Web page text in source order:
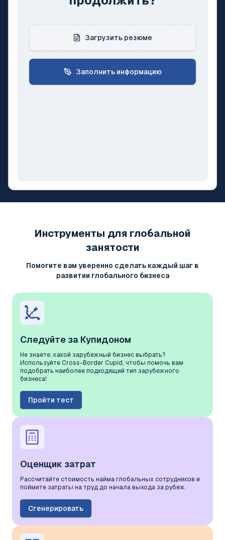
Загрузить резюме
Заполнить информацию
Инструменты для глобальной
занятости
Помогите вам уверенно сделать каждый шаг в
развитии глобального бизнеса
Следуйте за Купидоном
Не знаете, какой зарубежный бизнес выбрать?
Используйте Cross-Border Cupid, чтобы помочь вам
подобрать наиболее подходящий тип зарубежного
бизнеса!
Пройти тест
Оценщик затрат
Рассчитайте стоимость найма глобальных сотрудников и
поймите затраты на труд до начала выхода за рубеж.
Сгенерировать